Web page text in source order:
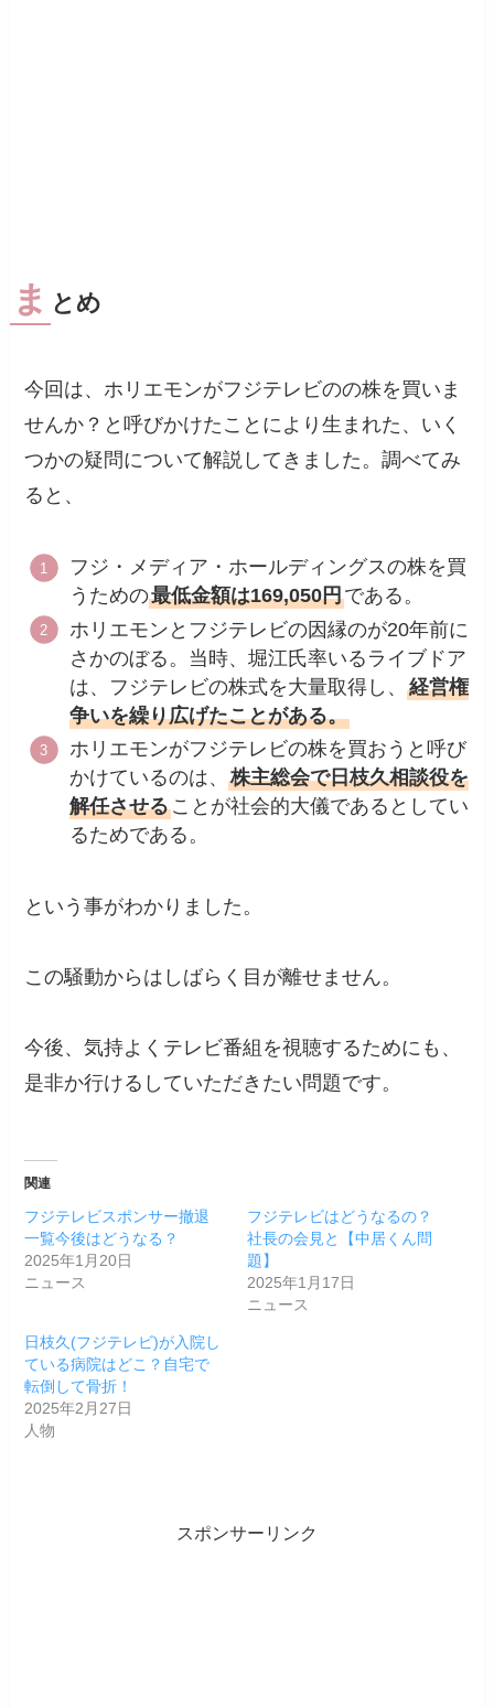
ま とめ
今回は、ホリエモンがフジテレビのの株を買いま
せんか？と呼びかけたことにより生まれた、いく
つかの疑問について解説してきました。調べてみ
ると、
フジ・メディア・ホールディングスの株を買
うための最低金額は169,050円である。
ホリエモンとフジテレビの因縁のが20年前に
さかのぼる。当時、堀江氏率いるライブドア
は、フジテレビの株式を大量取得し、 経営権
争いを繰り広げたことがある。
ホリエモンがフジテレビの株を買おうと呼び
かけているのは、 株主総会で日枝久相談役を
解任させることが社会的大儀であるとしてい
るためである。
という事がわかりました。
この騒動からはしばらく目が離せません。
今後、気持よくテレビ番組を視聴するためにも、
是非か行けるしていただきたい問題です。
関連
フジテレビスポンサー撤退
一覧今後はどうなる？
2025年1月20日
ニュース
フジテレビはどうなるの？
社長の会見と【中居くん問
題】
2025年1月17日
ニュース
日枝久(フジテレビ)が入院し
ている病院はどこ？自宅で
転倒して骨折！
2025年2月27日
人物
スポンサーリンク